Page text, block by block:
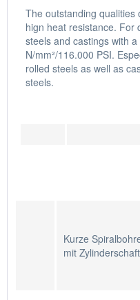
The outstanding qualities
hign heat resistance. For
steels and castings with
N/mm²/116.000 PSI.
rolled steels as well as
steels.
Kurze
mit Zylinderschaft